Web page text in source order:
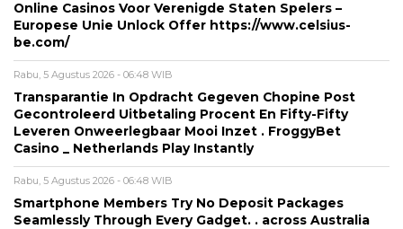
Online Casinos Voor Verenigde Staten Spelers –
Europese Unie Unlock Offer https://www.celsius-
be.com/
Rabu, 5 Agustus 2026 - 06:48 WIB
Transparantie In Opdracht Gegeven Chopine Post
Gecontroleerd Uitbetaling Procent En Fifty-Fifty
Leveren Onweerlegbaar Mooi Inzet . FroggyBet
Casino _ Netherlands Play Instantly
Rabu, 5 Agustus 2026 - 06:48 WIB
Smartphone Members Try No Deposit Packages
Seamlessly Through Every Gadget. . across Australia